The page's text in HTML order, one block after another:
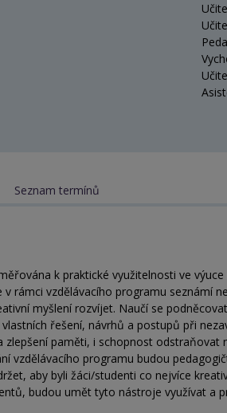
Seznam termínů
k praktické využitelnosti ve výuce
v rámci vzdělávacího programu seznámí
myšlení rozvíjet. Naučí se
řešení, návrhů a postupů při
zlepšení paměti, i schopnost odstraňovat
vzdělávacího programu budou
aby byli žáci/studenti co nejvíce
budou umět tyto nástroje využívat a